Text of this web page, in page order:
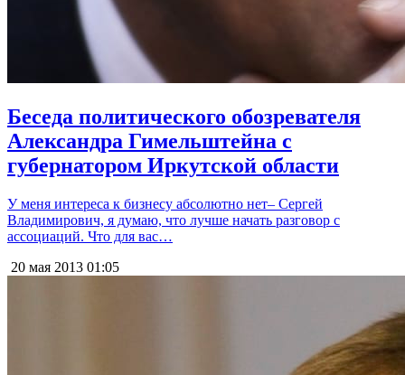
Беседа политического обозревателя
Александра Гимельштейна с
губернатором Иркутской области
У меня интереса к бизнесу абсолютно нет– Сергей
Владимирович, я думаю, что лучше начать разговор с
ассоциаций. Что для вас…
20 мая 2013 01:05